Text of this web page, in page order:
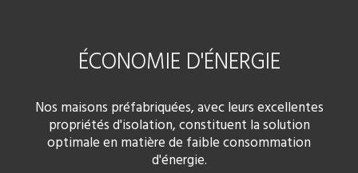
ÉCONOMIE D'ÉNERGIE
Nos maisons préfabriquées, avec leurs excellentes
propriétés d'isolation, constituent la solution
optimale en matière de faible consommation
d'énergie.